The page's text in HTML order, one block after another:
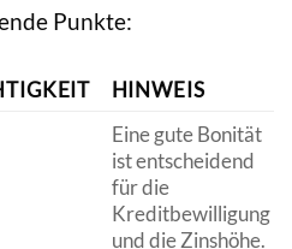
Punkte:
HINWEIS
Eine gute Bonität
ist entscheidend
für die
Kreditbewilligung
und die Zinshöhe.